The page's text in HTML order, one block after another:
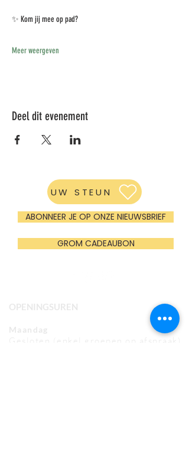
✨ Kom jij mee op pad?
Meer weergeven
Deel dit evenement
UW STEUN
ABONNEER JE OP ONZE NIEUWSBRIEF
GROM CADEAUBON